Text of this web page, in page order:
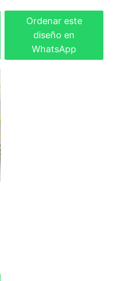
original
era:
$55.00.
actual
es:
$45.00.
Ordenar este
diseño en
WhatsApp